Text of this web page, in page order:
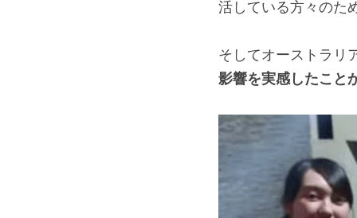
活している方々のた
そしてオーストラリ
影響を実感したこと